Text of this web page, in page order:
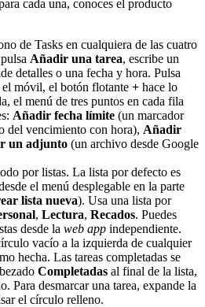
cada una, conoces el producto
de Tasks en cualquiera de las cuatro
Añadir una tarea, escribe un
detalles o una fecha y hora. Pulsa
móvil, el botón flotante + hace lo
el menú de tres puntos en cada fila
Añadir fecha límite (un marcador
del vencimiento con hora), Añadir
un adjunto (un archivo desde Google
por listas. La lista por defecto es
el menú desplegable en la parte
lista nueva). Usa una lista por
, Lectura, Recados. Puedes
desde la web app independiente.
vacío a la izquierda de cualquier
hecha. Las tareas completadas se
Completadas al final de la lista,
Para desmarcar una tarea, expande la
el círculo relleno.